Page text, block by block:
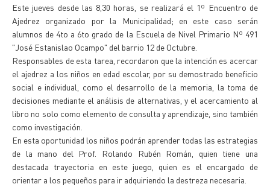
Este jueves desde las 8,30 horas, se realizará el 1º Encuentro de
Ajedrez organizado por la Municipalidad; en este caso serán
alumnos de 4to a 6to grado de la Escuela de Nivel Primario Nº 491
"José Estanislao Ocampo" del barrio 12 de Octubre.
Responsables de esta tarea, recordaron que la intención es acercar
el ajedrez a los niños en edad escolar, por su demostrado beneficio
social e individual, como el desarrollo de la memoria, la toma de
decisiones mediante el análisis de alternativas, y el acercamiento al
libro no solo como elemento de consulta y aprendizaje, sino también
como investigación.
En esta oportunidad los niños podrán aprender todas las estrategias
de la mano del Prof. Rolando Rubén Román, quien tiene una
destacada trayectoria en este juego, quien es el encargado de
orientar a los pequeños para ir adquiriendo la destreza necesaria.